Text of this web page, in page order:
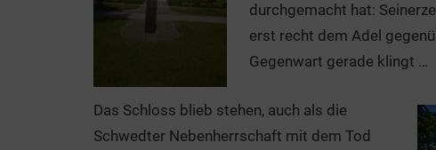
durchgemacht hat:
erst recht dem Adel
Gegenwart gerade klingt …
Das Schloss blieb stehen, auch als die
Schwedter Nebenherrschaft mit dem Tod